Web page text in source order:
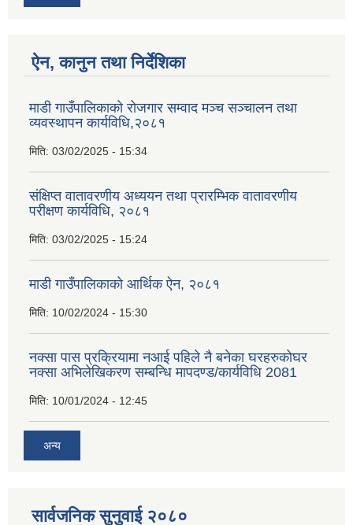
ऐन, कानुन तथा निर्देशिका
माडी गाउँपालिकाको रोजगार सम्वाद मञ्च सञ्चालन तथा
व्यवस्थापन कार्यविधि,२०८१
मिति: 03/02/2025 - 15:34
संक्षिप्त वातावरणीय अध्ययन तथा प्रारम्भिक वातावरणीय
परीक्षण कार्यविधि, २०८१
मिति: 03/02/2025 - 15:24
माडी गाउँपालिकाको आर्थिक ऐन, २०८१
मिति: 10/02/2024 - 15:30
नक्सा पास प्रक्रियामा नआई पहिले नै बनेका घरहरुकोघर
नक्सा अभिलेखिकरण सम्बन्धि मापदण्ड/कार्यविधि 2081
मिति: 10/01/2024 - 12:45
अन्य
सार्वजनिक सुनुवाई २०८०